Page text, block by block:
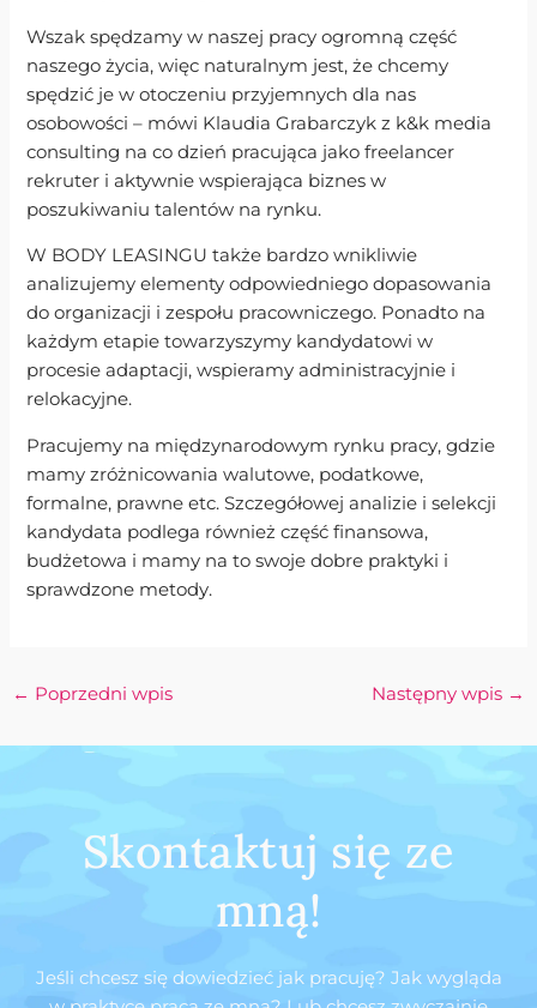
Wszak spędzamy w naszej pracy ogromną część
naszego życia, więc naturalnym jest, że chcemy
spędzić je w otoczeniu przyjemnych dla nas
osobowości – mówi Klaudia Grabarczyk z k&k media
consulting na co dzień pracująca jako freelancer
rekruter i aktywnie wspierająca biznes w
poszukiwaniu talentów na rynku.
W BODY LEASINGU także bardzo wnikliwie
analizujemy elementy odpowiedniego dopasowania
do organizacji i zespołu pracowniczego. Ponadto na
każdym etapie towarzyszymy kandydatowi w
procesie adaptacji, wspieramy administracyjnie i
relokacyjne.
Pracujemy na międzynarodowym rynku pracy, gdzie
mamy zróżnicowania walutowe, podatkowe,
formalne, prawne etc. Szczegółowej analizie i selekcji
kandydata podlega również część finansowa,
budżetowa i mamy na to swoje dobre praktyki i
sprawdzone metody.
← Poprzedni wpis Następny wpis →
Skontaktuj się ze
mną!
Jeśli chcesz się dowiedzieć jak pracuję? Jak wygląda